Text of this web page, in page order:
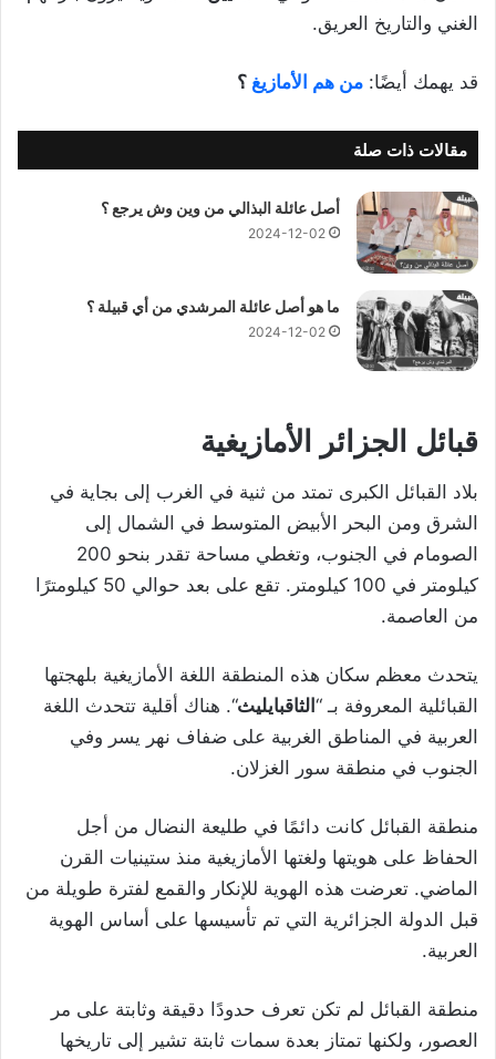
الغني والتاريخ العريق.
قد يهمك أيضًا: من هم الأمازيغ ؟
مقالات ذات صلة
أصل عائلة البذالي من وين وش يرجع ؟
2024-12-02
ما هو أصل عائلة المرشدي من أي قبيلة ؟
2024-12-02
قبائل الجزائر الأمازيغية
بلاد القبائل الكبرى تمتد من ثنية في الغرب إلى بجاية في
الشرق ومن البحر الأبيض المتوسط في الشمال إلى
الصومام في الجنوب، وتغطي مساحة تقدر بنحو 200
كيلومتر في 100 كيلومتر. تقع على بعد حوالي 50 كيلومترًا
من العاصمة.
يتحدث معظم سكان هذه المنطقة اللغة الأمازيغية بلهجتها
القبائلية المعروفة بـ “ الثاقبايليث“. هناك أقلية تتحدث اللغة
العربية في المناطق الغربية على ضفاف نهر يسر وفي
الجنوب في منطقة سور الغزلان.
منطقة القبائل كانت دائمًا في طليعة النضال من أجل
الحفاظ على هويتها ولغتها الأمازيغية منذ ستينيات القرن
الماضي. تعرضت هذه الهوية للإنكار والقمع لفترة طويلة من
قبل الدولة الجزائرية التي تم تأسيسها على أساس الهوية
العربية.
منطقة القبائل لم تكن تعرف حدودًا دقيقة وثابتة على مر
العصور، ولكنها تمتاز بعدة سمات ثابتة تشير إلى تاريخها